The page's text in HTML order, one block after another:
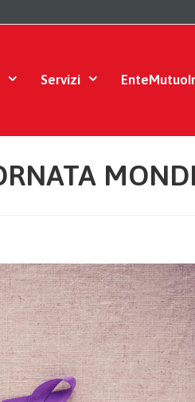
Servizi